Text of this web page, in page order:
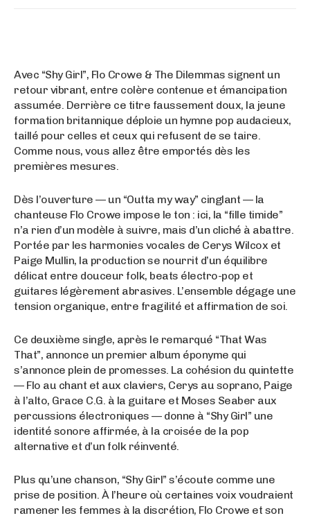
Avec “Shy Girl”, Flo Crowe & The Dilemmas signent un
retour vibrant, entre colère contenue et émancipation
assumée. Derrière ce titre faussement doux, la jeune
formation britannique déploie un hymne pop audacieux,
taillé pour celles et ceux qui refusent de se taire.
Comme nous, vous allez être emportés dès les
premières mesures.
Dès l’ouverture — un “Outta my way” cinglant — la
chanteuse Flo Crowe impose le ton : ici, la “fille timide”
n’a rien d’un modèle à suivre, mais d’un cliché à abattre.
Portée par les harmonies vocales de Cerys Wilcox et
Paige Mullin, la production se nourrit d’un équilibre
délicat entre douceur folk, beats électro-pop et
guitares légèrement abrasives. L’ensemble dégage une
tension organique, entre fragilité et affirmation de soi.
Ce deuxième single, après le remarqué “That Was
That”, annonce un premier album éponyme qui
s’annonce plein de promesses. La cohésion du quintette
— Flo au chant et aux claviers, Cerys au soprano, Paige
à l’alto, Grace C.G. à la guitare et Moses Seaber aux
percussions électroniques — donne à “Shy Girl” une
identité sonore affirmée, à la croisée de la pop
alternative et d’un folk réinventé.
Plus qu’une chanson, “Shy Girl” s’écoute comme une
prise de position. À l’heure où certaines voix voudraient
ramener les femmes à la discrétion, Flo Crowe et son